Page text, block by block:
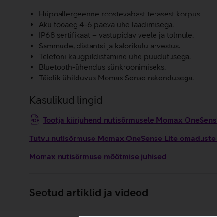
Hüpoallergeenne roostevabast terasest korpus.
Aku tööaeg 4-6 päeva ühe laadimisega.
IP68 sertifikaat – vastupidav veele ja tolmule.
Sammude, distantsi ja kalorikulu arvestus.
Telefoni kaugpildistamine ühe puudutusega.
Bluetooth-ühendus sünkroonimiseks.
Täielik ühilduvus Momax Sense rakendusega.
Kasulikud lingid
Tootja kiirjuhend nutisõrmusele Momax
Tutvu nutisõrmuse Momax OneSense Lite
Momax nutisõrmuse mõõtmise juhised
Seotud artiklid ja videod